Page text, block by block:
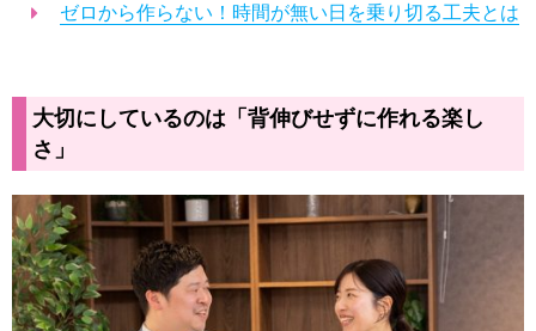
ゼロから作らない！時間が無い日を乗り切る工夫とは
大切にしているのは「背伸びせずに作れる楽し
さ」